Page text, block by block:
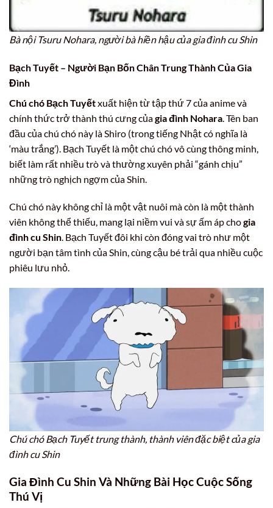
Bà nội Tsuru Nohara, người bà hiền hậu của gia đình cu Shin
Bạch Tuyết – Người Bạn Bốn Chân Trung Thành CủaGia
Đình
Chú chó Bạch Tuyếtxuất hiện từ tập thứ 7 của anime và
chính thức trở thành thú cưng củagia đình Nohara . Tên ban
đầu của chú chó này là Shiro (trong tiếng Nhật có nghĩa là
‘màu trắng’). Bạch Tuyết là một chú chó vô cùng thông minh,
biết làm rất nhiều trò và thường xuyên phải “gánh chịu”
những trò nghịch ngợm của Shin.
Chú chó này không chỉ là một vật nuôi mà còn là một thành
viên không thể thiếu, mang lại niềm vui và sự ấm áp chogia
đình cu Shin. Bạch Tuyết đôi khi còn đóng vai trò như một
người bạn tâm tình của Shin, cùng cậu bé trải qua nhiều cuộc
phiêu lưu nhỏ.
Chú chó Bạch Tuyết trung thành, thành viên đặc biệt của gia
đình cu Shin
Gia Đình Cu Shin Và Những Bài Học Cuộc Sống
Thú Vị